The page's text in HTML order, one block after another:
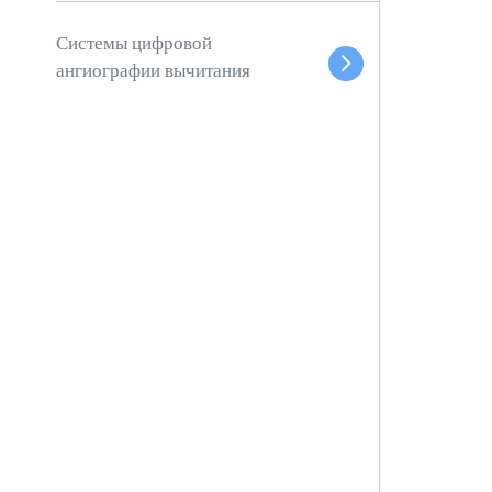
Системы цифровой
ангиографии вычитания